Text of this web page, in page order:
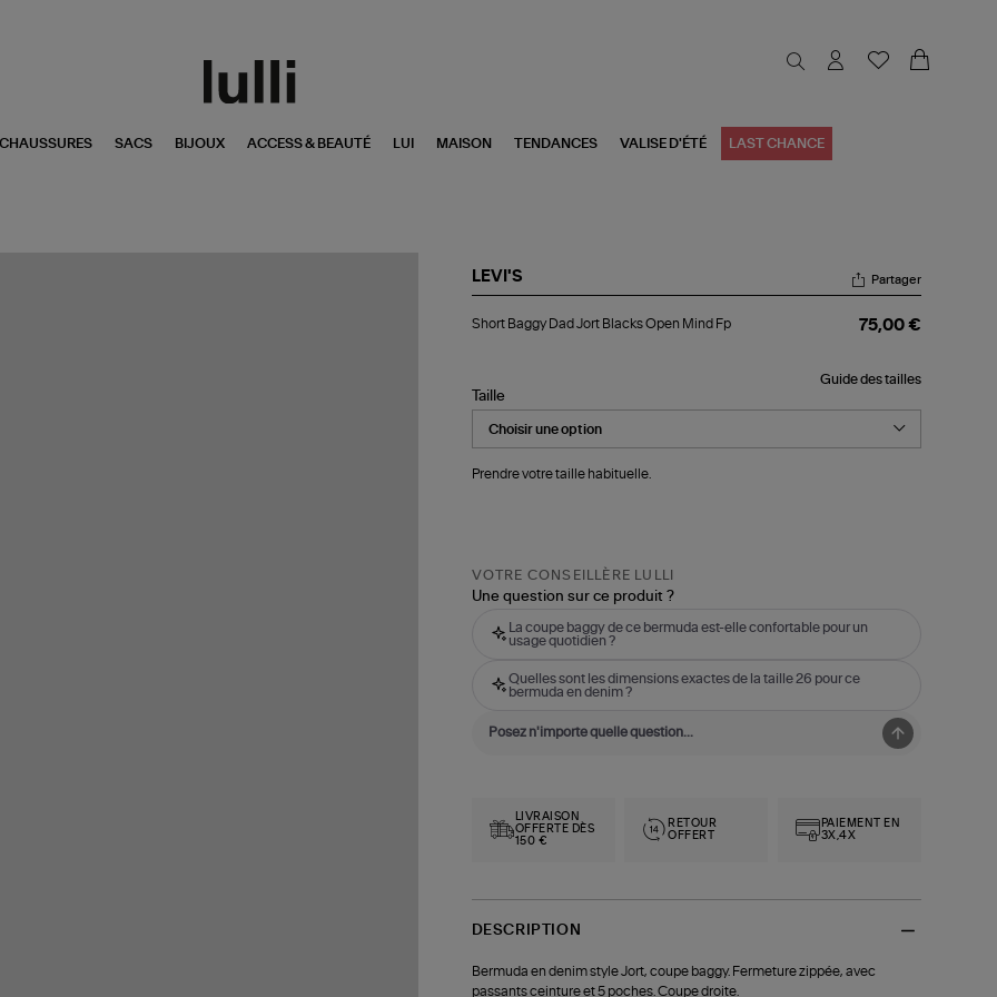
CHAUSSURES SACS BIJOUX ACCESS & BEAUTÉ LUI MAISON TENDANCES VALISE D'ÉTÉ LAST CHANCE
LEVI'S
Baggy
Open
Fp
Partager
Short Baggy Dad Jort Blacks Open Mind Fp 75,00 €
Guide des tailles
Taille
Prendre votre taille habituelle.
VOTRE CONSEILLÈRE LULLI
Une question sur ce produit ?
La coupe baggy de ce bermuda est-elle confortable pour un
usage quotidien ?
Quelles sont les dimensions exactes de la taille 26 pour ce
bermuda en denim ?
LIVRAISON
OFFERTE DÈS
150 €
RETOUR
OFFERT
PAIEMENT EN
3X,4X
DESCRIPTION
Bermuda en denim style Jort, coupe baggy. Fermeture zippée, avec
passants ceinture et 5 poches. Coupe droite.